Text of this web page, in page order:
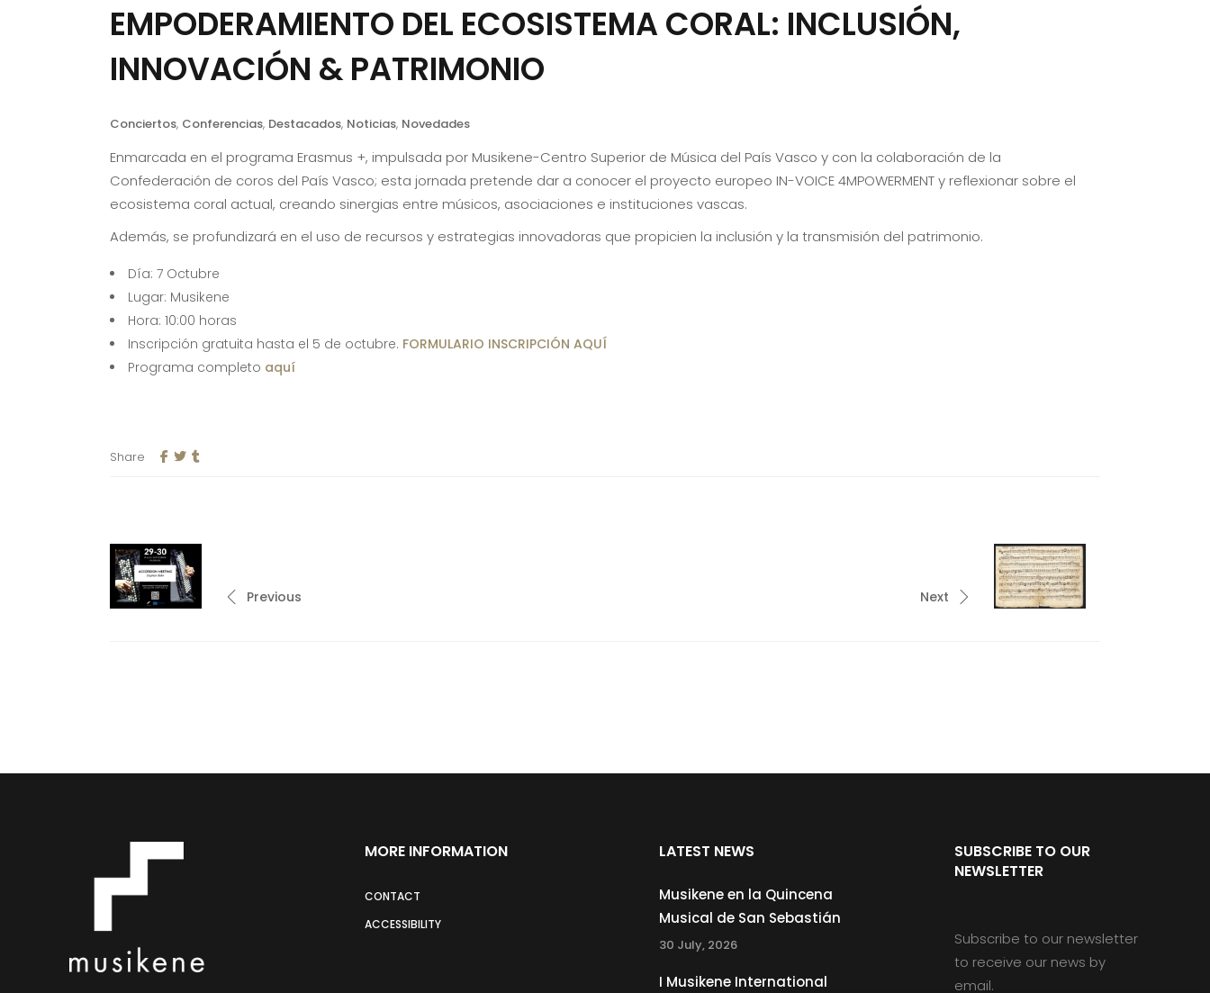
EMPODERAMIENTO DEL ECOSISTEMA CORAL: INCLUSIÓN,
INNOVACIÓN & PATRIMONIO
Conciertos, Conferencias, Destacados, Noticias, Novedades
Enmarcada en el programa Erasmus +, impulsada por Musikene-Centro Superior de Música del País Vasco y con la colaboración de la
Confederación de coros del País Vasco; esta jornada pretende dar a conocer el proyecto europeo IN-VOICE 4MPOWERMENT y reflexionar sobre el
ecosistema coral actual, creando sinergias entre músicos, asociaciones e instituciones vascas.
Además, se profundizará en el uso de recursos y estrategias innovadoras que propicien la inclusión y la transmisión del patrimonio.
Día: 7 Octubre
Lugar: Musikene
Hora: 10:00 horas
Inscripción gratuita hasta el 5 de octubre. FORMULARIO INSCRIPCIÓN AQUÍ
Programa completo aquí
Share
Previous Next
MORE INFORMATION
CONTACT
ACCESSIBILITY
LATEST NEWS
Musikene en la Quincena
Musical de San Sebastián
30 July, 2026
I Musikene International
SUBSCRIBE TO OUR
NEWSLETTER
Subscribe to our newsletter
to receive our news by
email.